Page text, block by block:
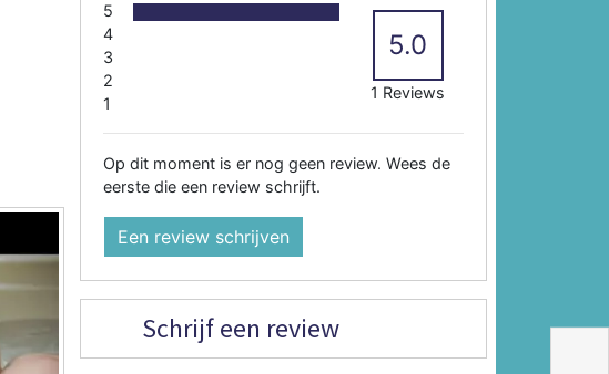
5
4
3
2
1
5.0
1 Reviews
Op dit moment is er nog geen review. Wees de
eerste die een review schrijft.
Een review schrijven
Schrijf een review